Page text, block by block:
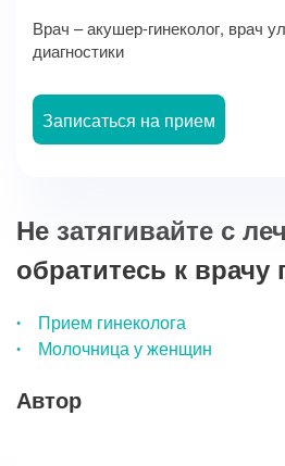
Врач – акушер-гинеколог, врач
диагностики
Записаться на прием
Не затягивайте с
обратитесь к
Прием гинеколога
Молочница у женщин
Автор